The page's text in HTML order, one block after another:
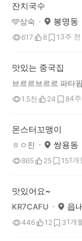
잔치국수
🩵상숙 봉명동
617 8 1 3주 전
맛있는 중국집
브르르브르르 파타
1.5천 24 84주
몬스터꼬맹이
ㅎㅇ진 쌍용동
865 25 151개
맛있어요~
KR7CAFU 읍
446 12 31개